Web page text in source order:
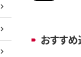
おすす